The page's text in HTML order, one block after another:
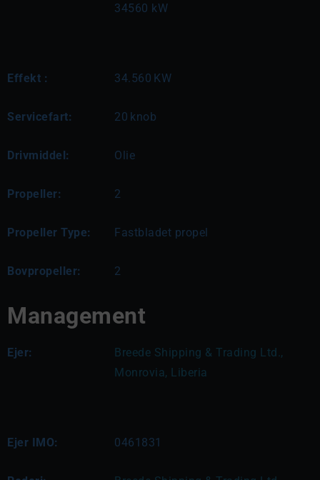
34560 kW
Effekt : 34.560 KW
Servicefart: 20 knob
Drivmiddel: Olie
Propeller: 2
Propeller Type: Fastbladet propel
Bovpropeller: 2
Management
Ejer:
Breede Shipping & Trading Ltd.,
Monrovia, Liberia
Ejer IMO: 0461831